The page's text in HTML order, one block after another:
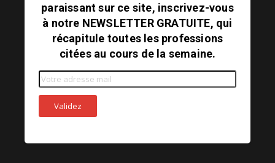
paraissant sur ce site, inscrivez-vous
à notre NEWSLETTER GRATUITE, qui
récapitule toutes les professions
citées au cours de la semaine.